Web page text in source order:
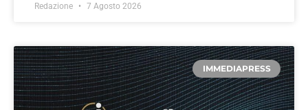
Redazione 7 Agosto 2026
IMMEDIAPRESS